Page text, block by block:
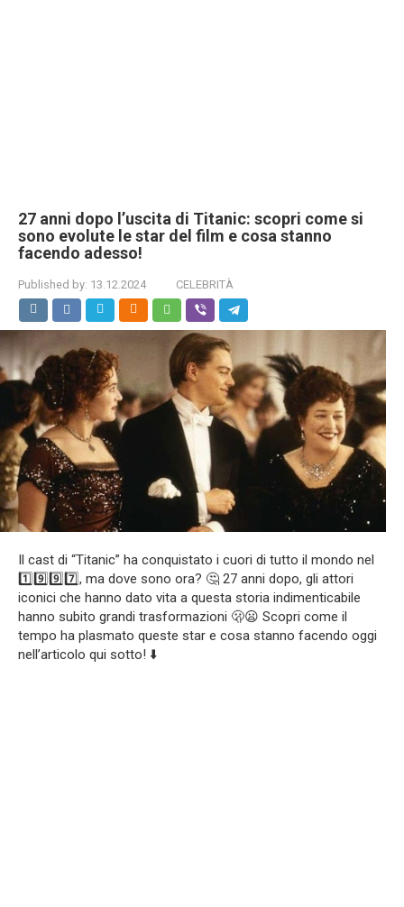
27 anni dopo l’uscita di Titanic: scopri come si
sono evolute le star del film e cosa stanno
facendo adesso!
Published by: 13.12.2024 CELEBRITÀ
Il cast di “Titanic” ha conquistato i cuori di tutto il mondo nel
1️⃣9️⃣9️⃣7️⃣, ma dove sono ora? 🤔 27 anni dopo, gli attori
iconici che hanno dato vita a questa storia indimenticabile
hanno subito grandi trasformazioni 🫢😦 Scopri come il
tempo ha plasmato queste star e cosa stanno facendo oggi
nell’articolo qui sotto! ⬇️